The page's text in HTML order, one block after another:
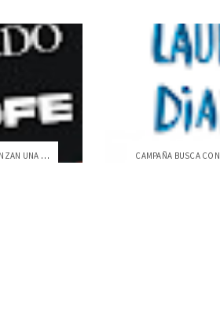
ESTUDIANTES UNIVERSITARIOS LANZAN UNA NU...